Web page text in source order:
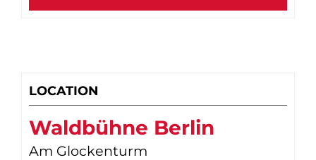
LOCATION
Waldbühne Berlin
Am Glockenturm